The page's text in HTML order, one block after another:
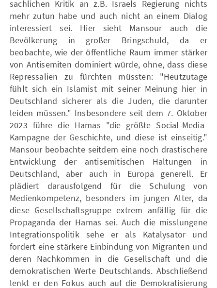
sachlichen Kritik an z.B. Israels Regierung nichts
mehr zutun habe und auch nicht an einem Dialog
interessiert sei. Hier sieht Mansour auch die
Bevölkerung in großer Bringschuld, da er
beobachte, wie der öffentliche Raum immer stärker
von Antisemiten dominiert würde, ohne, dass diese
Repressalien zu fürchten müssten: "Heutzutage
fühlt sich ein Islamist mit seiner Meinung hier in
Deutschland sicherer als die Juden, die darunter
leiden müssen." Insbesondere seit dem 7. Oktober
2023 führe die Hamas "die größte Social-Media-
Kampagne der Geschichte, und diese ist einseitig."
Mansour beobachte seitdem eine noch drastischere
Entwicklung der antisemitischen Haltungen in
Deutschland, aber auch in Europa generell. Er
plädiert darausfolgend für die Schulung von
Medienkompetenz, besonders im jungen Alter, da
diese Gesellschaftsgruppe extrem anfällig für die
Propaganda der Hamas sei. Auch die misslungene
Integrationspolitik sehe er als Katalysator und
fordert eine stärkere Einbindung von Migranten und
deren Nachkommen in die Gesellschaft und die
demokratischen Werte Deutschlands. Abschließend
lenkt er den Fokus auch auf die Demokratisierung